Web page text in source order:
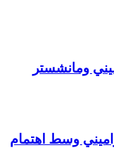
ومانشستر
وسط اهتمام